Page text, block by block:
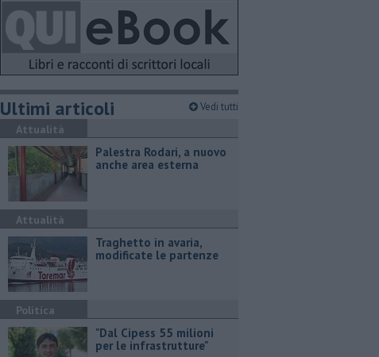
Ultimi articoli Vedi tutti
Attualità
Palestra Rodari, a nuovo
anche area esterna
Attualità
Traghetto in avaria,
modificate le partenze
Politica
"Dal Cipess 55 milioni
per le infrastrutture"